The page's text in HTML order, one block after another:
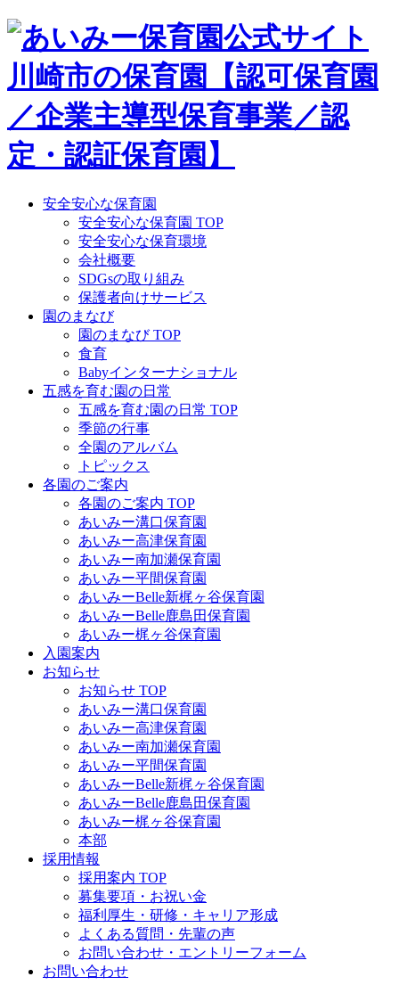
Skip
content
安全安心な保育園
安全安心な保育園 TOP
安全安心な保育環境
会社概要
SDGsの取り組み
保護者向けサービス
園のまなび
園のまなび TOP
食育
Babyインターナショナル
五感を育む園の日常
五感を育む園の日常 TOP
季節の行事
全園のアルバム
トピックス
各園のご案内
各園のご案内 TOP
あいみー溝口保育園
あいみー高津保育園
あいみー南加瀬保育園
あいみー平間保育園
あいみーBelle新梶ヶ谷保育園
あいみーBelle鹿島田保育園
あいみー梶ヶ谷保育園
入園案内
お知らせ
お知らせ TOP
あいみー溝口保育園
あいみー高津保育園
あいみー南加瀬保育園
あいみー平間保育園
あいみーBelle新梶ヶ谷保育園
あいみーBelle鹿島田保育園
あいみー梶ヶ谷保育園
本部
採用情報
採用案内 TOP
募集要項・お祝い金
福利厚生・研修・キャリア形成
よくある質問・先輩の声
お問い合わせ・エントリーフォーム
お問い合わせ